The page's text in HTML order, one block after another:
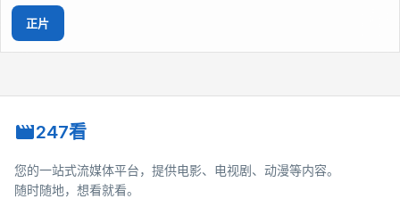
正片
247看
您的一站式流媒体平台，提供电影、电视剧、动漫等内容。
随时随地，想看就看。